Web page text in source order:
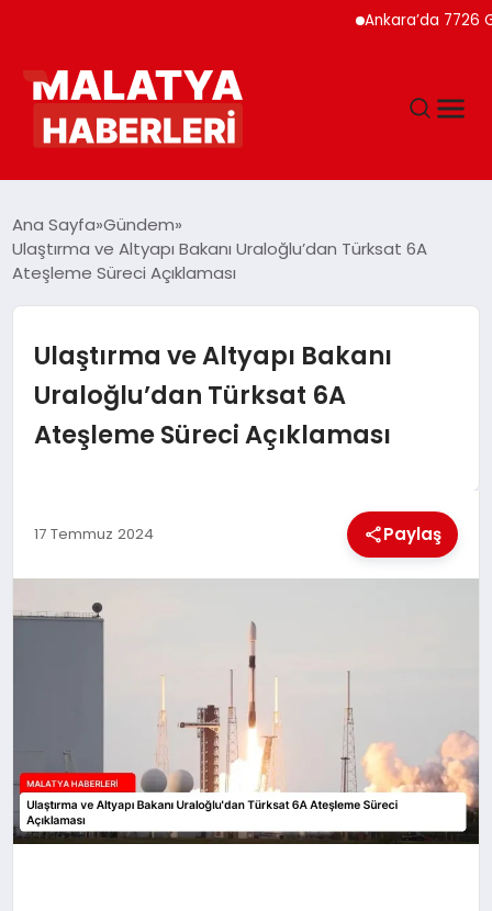
Ankara’da 7726
GÜNDEM
DÜNYA
EĞITIM
MAGAZIN
TEKNOLOJI
Ana Sayfa Gündem
Ulaştırma ve Altyapı Bakanı Uraloğlu’dan Türksat 6A
Ateşleme Süreci Açıklaması
Ulaştırma ve Altyapı Bakanı
Uraloğlu’dan Türksat 6A
Ateşleme Süreci Açıklaması
17 Temmuz 2024 Paylaş